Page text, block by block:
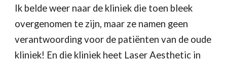
Ik belde weer naar de kliniek die toen bleek
overgenomen te zijn, maar ze namen geen
verantwoording voor de patiënten van de oude
kliniek! En die kliniek heet Laser Aesthetic in